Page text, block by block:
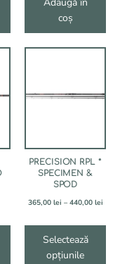
340,00 lei
Adaugă în
coș
PRECISION RPL *
SPECIMEN &
SPOD
365,00 lei – 440,00 lei
prețuri:
Selectează
opțiunile
mai
pot
alese
pagina